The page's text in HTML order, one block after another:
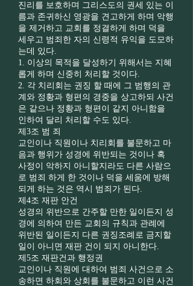
진리를 보호하며 그리스도의 권세 있는 이
름과 존귀하신 영광을 견고하게 하며 악행
을 제거하고 교회를 정결하게 하며 덕을
세우고 범죄한 자의 신령적 유익을 도모하
는데 있다.
1. 이상의 목적을 달성하기 위해서는 지혜
롭게 하며 신중히 처리할 것이다.
2. 각 치리회는 권징 할 때에 그 범행의 관
계와 정황과 형편의 경중을 상고하되 사건
은 같으나 정황과 형편이 같지 아니함을
인하여 달리 처리할 수도 있다.
제3조 범 죄
교인이나 직원이나 치리회를 불문하고 마
음과 행위가 성경에 위반되는 것이나 혹
사정이 악하지 아니할지라도 다른 사람으
로 범죄 하게 한 것이나 덕을 세움에 방해
되게 하는 것은 역시 범죄가 된다.
제4조 재판 안건
성경의 위반으로 간주할 만한 일이든지 성
경에 의하여 만든 교회의 규칙과 관례에
위반된 일이든지 다른 권징조례로 금지할
일이 아니면 재판 건이 되지 아니한다.
제5조 재판건과 행정권
교인이나 직원에 대하여 범죄 사건으로 소
송하면 하회와 상회를 불문하고 이런 사건